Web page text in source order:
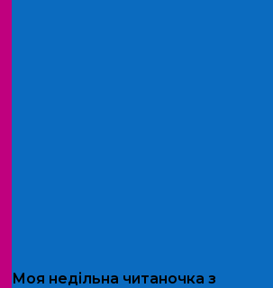
Моя недільна читаночка з